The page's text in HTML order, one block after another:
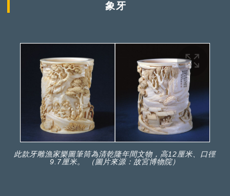
象牙
此款牙雕漁家樂圖筆筒為清乾隆年間文物，高12厘米、口徑
9.7厘米。 （圖片來源：故宮博物院）